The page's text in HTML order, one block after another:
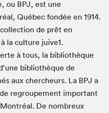
ou BPJ, est une
Québec fondée en 1914.
de prêt en
la culture juive1.
à tous, la bibliothèque
bibliothèque de
aux chercheurs. La BPJ a
regroupement important
De nombreux